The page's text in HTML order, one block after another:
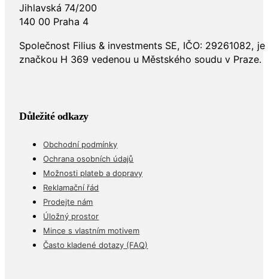
Jihlavská 74/200
140 00 Praha 4
Společnost Filius & investments SE, IČO: 29261082,
značkou H 369 vedenou u Městského soudu v Praze.
Důležité odkazy
Obchodní podmínky
Ochrana osobních údajů
Možnosti plateb a dopravy
Reklamační řád
Prodejte nám
Úložný prostor
Mince s vlastním motivem
Často kladené dotazy (FAQ)